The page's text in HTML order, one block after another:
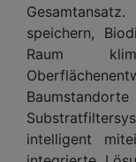
speichern,
Raum
intelligent